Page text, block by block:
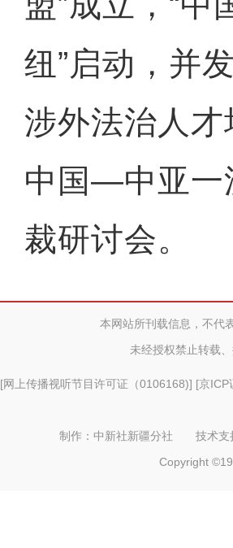
纽”启动，并
涉外法治人
中国—中亚一
裁研讨会。
本网站所刊载信息，不代
未经授权禁止转载
[网上传播视听节目许可证（0106168)] [京ICP
制作：中新社新疆分社 技术
Copyright